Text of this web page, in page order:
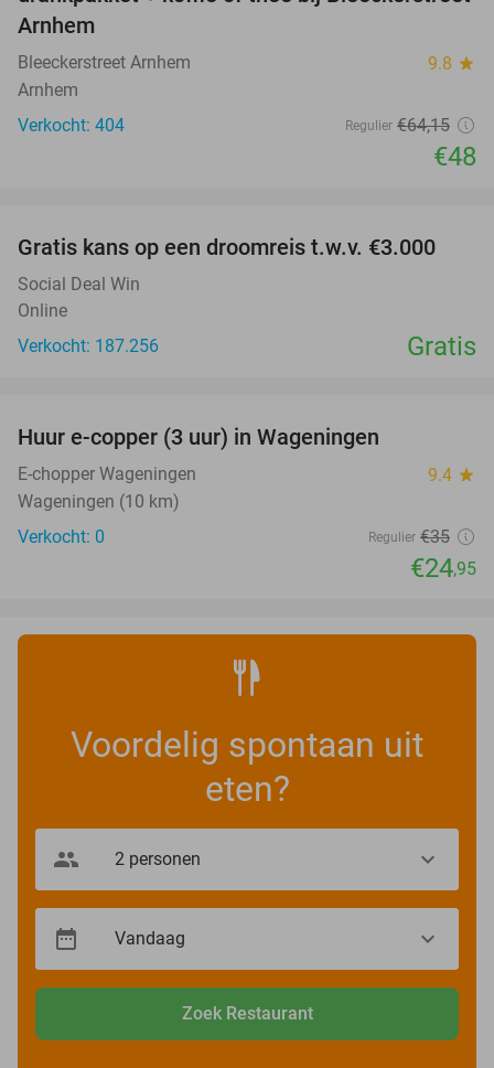
Arnhem
Bleeckerstreet Arnhem 9.8 star
Arnhem
Verkocht: 404
Regulier €64,15
€48
Gratis kans op een droomreis t.w.v. €3.000
Social Deal Win
Online
Verkocht: 187.256
Gratis
TODAY
Huur e-copper (3 uur) in Wageningen
E-chopper Wageningen 9.4 star
Wageningen (10 km)
Verkocht: 0
Regulier €35
€24,95
Voordelig spontaan uit
eten?
Zoek Restaurant